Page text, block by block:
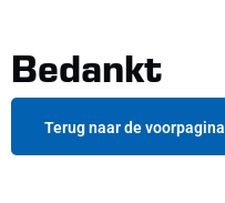
Bedankt
Terug naar de voorpagina